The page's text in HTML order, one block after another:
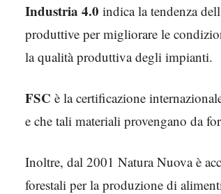
Industria 4.0 indica la tendenza
produttive per migliorare le
la qualità produttiva degli impianti.
FSC è la certificazione
e che tali materiali provengano da
Inoltre, dal 2001 Natura Nuova è
forestali per la produzione di